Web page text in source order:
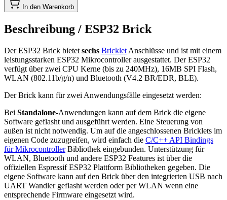
In den Warenkorb
Beschreibung / ESP32 Brick
Der ESP32 Brick bietet sechs Bricklet Anschlüsse und ist mit einem
leistungsstarken ESP32 Mikrocontroller ausgestattet. Der ESP32
verfügt über zwei CPU Kerne (bis zu 240MHz), 16MB SPI Flash,
WLAN (802.11b/g/n) und Bluetooth (V4.2 BR/EDR, BLE).
Der Brick kann für zwei Anwendungsfälle eingesetzt werden:
Bei Standalone-Anwendungen kann auf dem Brick die eigene
Software geflasht und ausgeführt werden. Eine Steuerung von
außen ist nicht notwendig. Um auf die angeschlossenen Bricklets im
eigenen Code zuzugreifen, wird einfach die C/C++ API Bindings
für MikrocontrollerBibliothek eingebunden. Unterstützung für
WLAN, Bluetooth und andere ESP32 Features ist über die
offiziellen Espressif ESP32 Plattform Bibliotheken gegeben. Die
eigene Software kann auf den Brick über den integrierten USB nach
UART Wandler geflasht werden oder per WLAN wenn eine
entsprechende Firmware eingesetzt wird.